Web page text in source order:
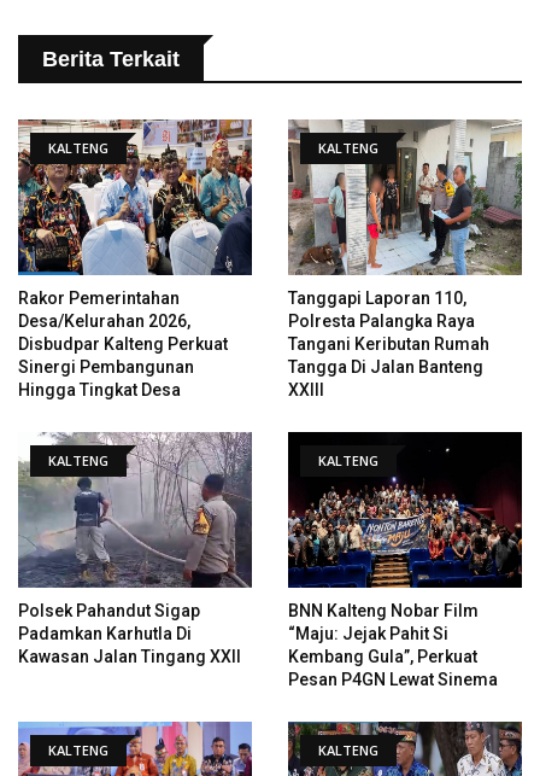
Berita Terkait
KALTENG
Rakor Pemerintahan
Desa/Kelurahan 2026,
Disbudpar Kalteng Perkuat
Sinergi Pembangunan
Hingga Tingkat Desa
KALTENG
Tanggapi Laporan 110,
Polresta Palangka Raya
Tangani Keributan Rumah
Tangga Di Jalan Banteng
XXIII
KALTENG
Polsek Pahandut Sigap
Padamkan Karhutla Di
Kawasan Jalan Tingang XXII
KALTENG
BNN Kalteng Nobar Film
“Maju: Jejak Pahit Si
Kembang Gula”, Perkuat
Pesan P4GN Lewat Sinema
KALTENG KALTENG